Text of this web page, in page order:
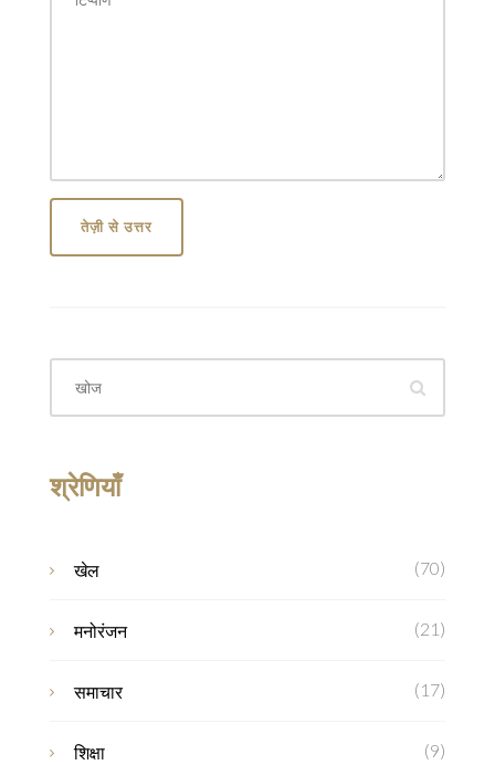
तेज़ी से उत्तर
श्रेणियाँ
खेल (70)
मनोरंजन (21)
समाचार (17)
शिक्षा (9)